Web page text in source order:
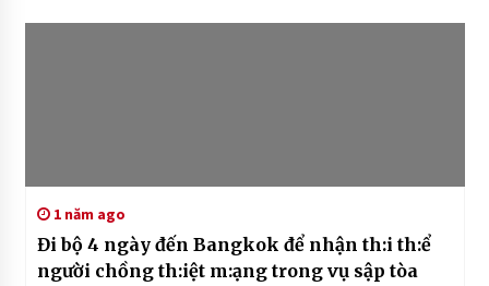
1 năm ago
Đi bộ 4 ngày đến Bangkok để nhận th:i th:ể
người chồng th:iệt m:ạng trong vụ sập tòa